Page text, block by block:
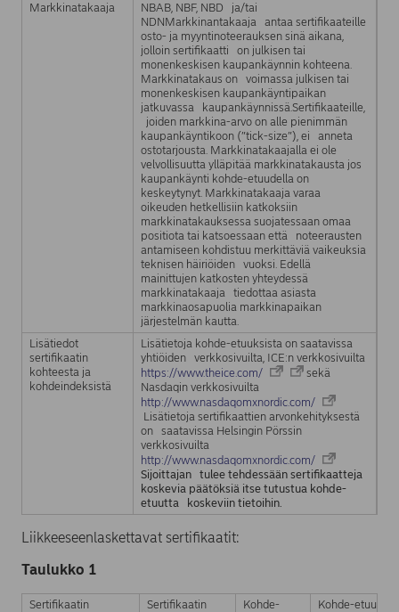
Markkinatakaaja
NBAB, NBF, NBD ja/tai
NDNMarkkinantakaaja antaa sertifikaateille
osto- ja myyntinoteerauksen sinä aikana,
jolloin sertifikaatti on julkisen tai
monenkeskisen kaupankäynnin kohteena.
Markkinatakaus on voimassa julkisen tai
monenkeskisen kaupankäyntipaikan
jatkuvassa kaupankäynnissä.Sertifikaateille,
joiden markkina-arvo on alle pienimmän
kaupankäyntikoon (”tick-size”), ei anneta
ostotarjousta. Markkinatakaajalla ei ole
velvollisuutta ylläpitää markkinatakausta jos
kaupankäynti kohde-etuudella on
keskeytynyt. Markkinatakaaja varaa
oikeuden hetkellisiin katkoksiin
markkinatakauksessa suojatessaan omaa
positiota tai katsoessaan että noteerausten
antamiseen kohdistuu merkittäviä vaikeuksia
teknisen häiriöiden vuoksi. Edellä
mainittujen katkosten yhteydessä
markkinatakaaja tiedottaa asiasta
markkinaosapuolia markkinapaikan
järjestelmän kautta.
Lisätiedot
sertifikaatin
kohteesta ja
kohdeindeksistä
Lisätietoja kohde-etuuksista on saatavissa
yhtiöiden verkkosivuilta, ICE:n verkkosivuilta
https://www.theice.com/
sekä
Nasdaqin verkkosivuilta
http://www.nasdaqomxnordic.com/
Lisätietoja sertifikaattien arvonkehityksestä
on saatavissa Helsingin Pörssin
verkkosivuilta
http://www.nasdaqomxnordic.com/
Sijoittajan tulee tehdessään sertifikaatteja
koskevia päätöksiä itse tutustua kohde-
etuutta koskeviin tietoihin.
Liikkeeseenlaskettavat sertifikaatit:
Taulukko 1
Sertifikaatin Sertifikaatin Kohde- Kohde-etuuden